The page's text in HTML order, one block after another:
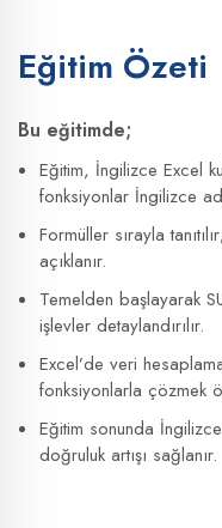
Eğitim Özeti
Bu eğitimde;
Eğitim, İngilizce Excel
fonksiyonlar İngilizce
Formüller sırayla
açıklanır.
Temelden başlayarak
işlevler detaylandırılır.
Excel’de veri
fonksiyonlarla çözmek
Eğitim sonunda
doğruluk artışı sağlanır.